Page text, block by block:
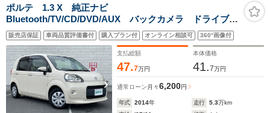
ポルテ 1.3 X 純正ナビ
Bluetooth/TV/CD/DVD/AUX バックカメラ ドライブレ
コーダー ETC 横滑り防止装置 アイドリングストッ
プ ドアバイザー 片側パワスラ オートライト HIDヘ
ッドライド 純正フロアマット
販売店保証 車両品質評価書付 購入プラン付 オンライン相談可 360°画像付
支払総額
47.7万円
本体価格
41.7万円
通常ローン 月々6,200円
年式 2014年 走行 5.3万km